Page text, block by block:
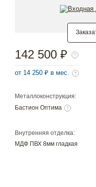
Металлоконструкция:
Бастион Оптима
Внутренняя отделка:
МДФ ПВХ 8мм гладкая
142 500 ₽
от 14 250 ₽ в мес.